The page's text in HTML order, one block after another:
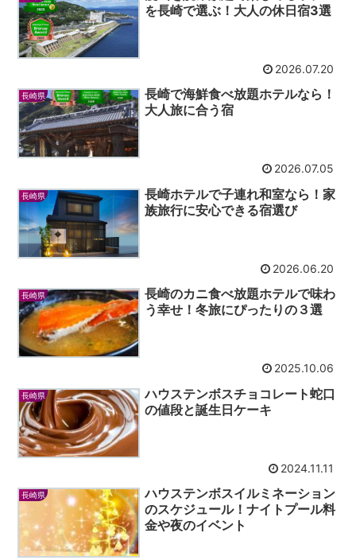
を長崎で選ぶ！大人の休日宿3選
2026.07.20
長崎県
長崎で海鮮食べ放題ホテルなら！
大人旅に合う宿
2026.07.05
長崎県
長崎ホテルで子連れ和室なら！家
族旅行に安心できる宿選び
2026.06.20
長崎県
長崎のカニ食べ放題ホテルで味わ
う幸せ！冬旅にぴったりの３選
2025.10.06
長崎県
ハウステンボスチョコレート蛇口
の値段と誕生日ケーキ
2024.11.11
長崎県
ハウステンボスイルミネーション
のスケジュール！ナイトプール料
金や夜のイベント